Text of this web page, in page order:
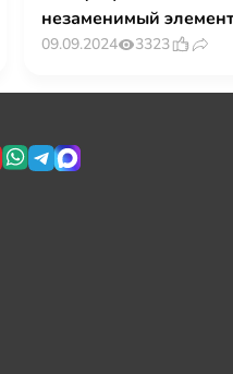
незаменимый
современного
09.09.2024 3323